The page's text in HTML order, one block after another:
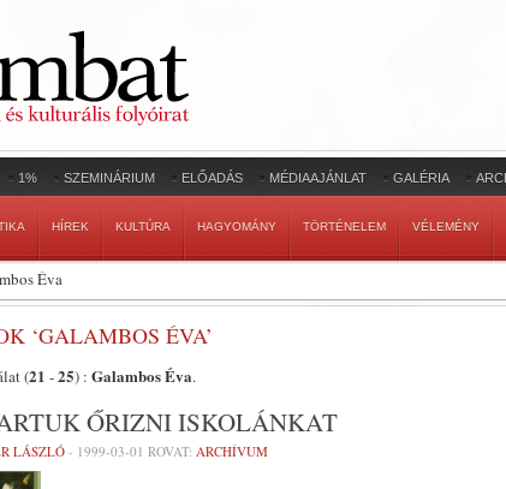
1% SZEMINÁRIUM ELŐADÁS MÉDIAAJÁNLAT GALÉRIA
HÍREK KULTÚRA HAGYOMÁNY TÖRTÉNELEM VÉLEMÉNY
Éva
‘GALAMBOS ÉVA’
(21 -25) : Galambos Éva.
ŐRIZNI ISKOLÁNKAT
LÁSZLÓ - 1999-03-01 ROVAT: ARCHÍVUM